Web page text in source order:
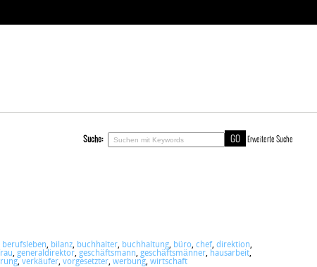
Suche: Erweiterte Suche
berufsleben, bilanz, buchhalter, buchhaltung, büro, chef, direktion,
, generaldirektor, geschäftsmann, geschäftsmänner, hausarbeit,
, verkäufer, vorgesetzter, werbung, wirtschaft